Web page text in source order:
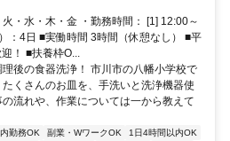
・水・木・金 ・勤務時間： [1] 12:00～
：4日 ■実働時間 3時間（休憩なし） ■平
！ ■扶養枠O...
後の食器洗浄！ 市川市の八幡小学校で
くさんのお皿を、手洗いと洗浄機器使
流れや、作業については一から教えて
勤務OK 副業・WワークOK
1日4時間以内OK